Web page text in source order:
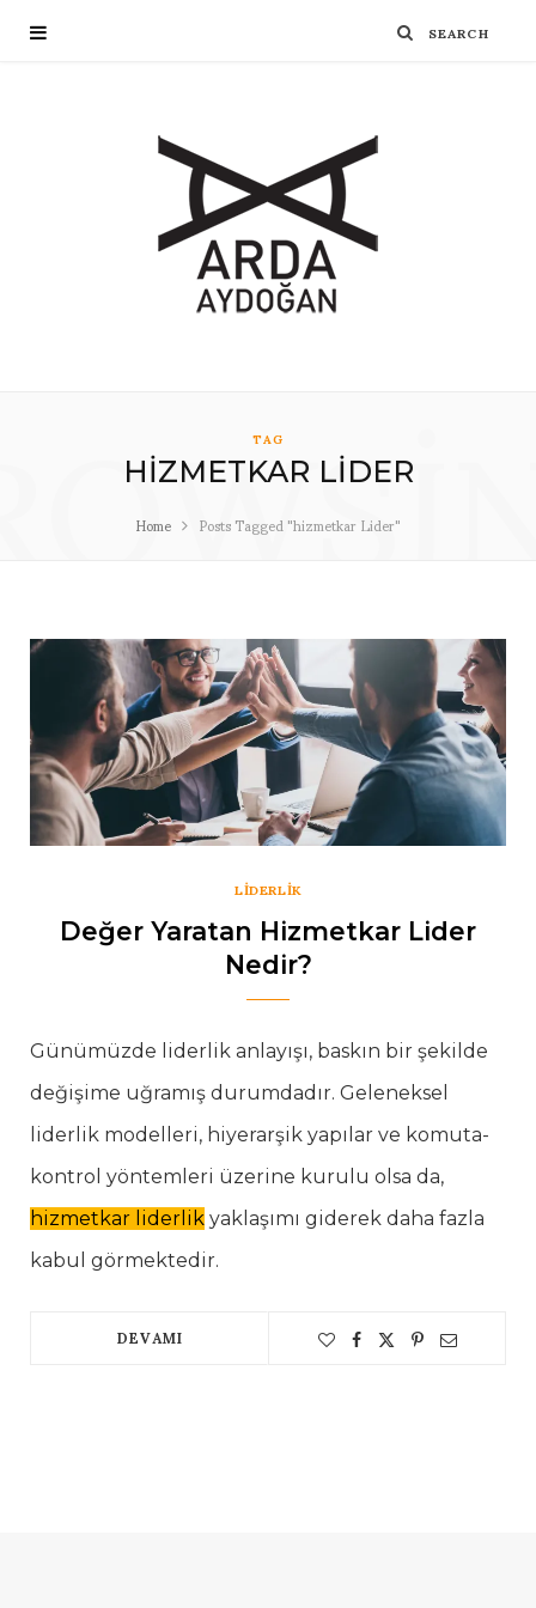
TAG
HIZMETKAR LIDER
Home Posts Tagged "hizmetkar Lider"
LIDERLIK
Değer Yaratan Hizmetkar Lider
Nedir?
Günümüzde liderlik anlayışı, baskın bir şekilde
değişime uğramış durumdadır. Geleneksel
liderlik modelleri, hiyerarşik yapılar ve komuta-
kontrol yöntemleri üzerine kurulu olsa da,
hizmetkar liderlik yaklaşımı giderek daha fazla
kabul görmektedir.
DEVAMI